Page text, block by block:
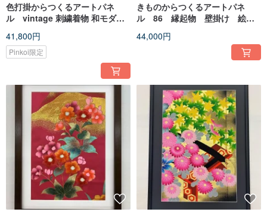
色打掛からつくるアートパネ
ル vintage 刺繍着物 和モダン
婚祝 新築祝 長寿祝 縁起物 額装
インテリア 額装96
41,800円
Pinkoi限定
きものからつくるアートパネ
ル 86 縁起物 壁掛け 絵
44,000円